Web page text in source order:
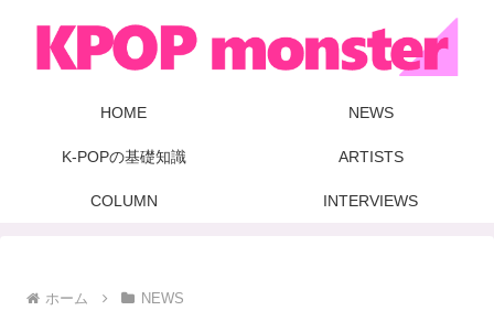
HOME NEWS
K-POPの基礎知識 ARTISTS
COLUMN INTERVIEWS
ホーム NEWS